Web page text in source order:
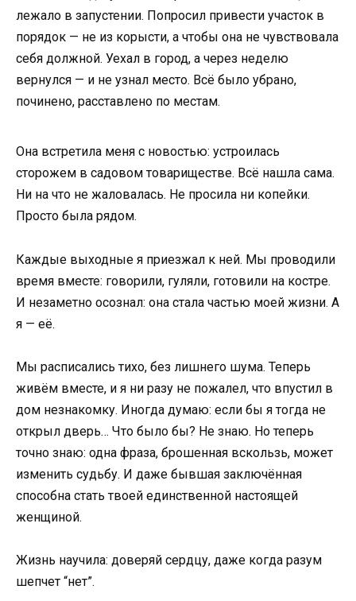
лежало в запустении. Попросил привести участок в
порядок — не из корысти, а чтобы она не чувствовала
себя должной. Уехал в город, а через неделю
вернулся — и не узнал место. Всё было убрано,
починено, расставлено по местам.
Она встретила меня с новостью: устроилась
сторожем в садовом товариществе. Всё нашла сама.
Ни на что не жаловалась. Не просила ни копейки.
Просто была рядом.
Каждые выходные я приезжал к ней. Мы проводили
время вместе: говорили, гуляли, готовили на костре.
И незаметно осознал: она стала частью моей жизни. А
я — её.
Мы расписались тихо, без лишнего шума. Теперь
живём вместе, и я ни разу не пожалел, что впустил в
дом незнакомку. Иногда думаю: если бы я тогда не
открыл дверь… Что было бы? Не знаю. Но теперь
точно знаю: одна фраза, брошенная вскользь, может
изменить судьбу. И даже бывшая заключённая
способна стать твоей единственной настоящей
женщиной.
Жизнь научила: доверяй сердцу, даже когда разум
шепчет “нет”.